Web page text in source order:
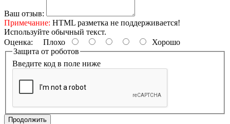
Ваш отзыв:
Примечание: HTML разметка не поддерживается!
Используйте обычный текст.
Оценка: Плохо
Хорошо
Защита от роботов
Введите код в поле ниже
Продолжить